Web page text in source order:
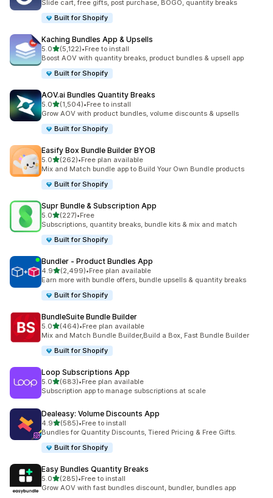
Slide cart, free gifts, post purchase, BOGO, quantity breaks
Built for Shopify
Kaching Bundles App & Upsells
5.0별 5개 중
(5,122)
총 리뷰 5122개
•Free to install
Boost AOV with quantity breaks, product bundles & upsell app
Built for Shopify
AOV.ai Bundles Quantity Breaks
5.0별 5개 중
(1,504)
총 리뷰 1504개
•Free to install
Grow AOV with product bundles, volume discounts & upsells
Built for Shopify
Easify Box Bundle Builder BYOB
5.0별 5개 중
(262)
총 리뷰 262개
•Free plan available
Mix and Match bundle app to Build Your Own Bundle products
Built for Shopify
Supr Bundle & Subscription App
5.0별 5개 중
(227)
총 리뷰 227개
•Free
Subscriptions, quantity breaks, bundle kits & mix and match
Built for Shopify
Bundler ‑ Product Bundles App
4.9별 5개 중
(2,499)
총 리뷰 2499개
•Free plan available
Earn more with bundle offers, bundle upsells & quantity breaks
Built for Shopify
BundleSuite Bundle Builder
5.0별 5개 중
(464)
총 리뷰 464개
•Free plan available
Mix and Match Bundle Builder,Build a Box, Fast Bundle Builder
Built for Shopify
Loop Subscriptions App
5.0별 5개 중
(683)
총 리뷰 683개
•Free plan available
Subscription app to manage subscriptions at scale
Dealeasy: Volume Discounts App
4.9별 5개 중
(585)
총 리뷰 585개
•Free to install
Bundles for Quantity Discounts, Tiered Pricing & Free Gifts.
Built for Shopify
Easy Bundles Quantity Breaks
5.0별 5개 중
(285)
총 리뷰 285개
•Free to install
Grow AOV with fast bundles discount, bundler, bundles app